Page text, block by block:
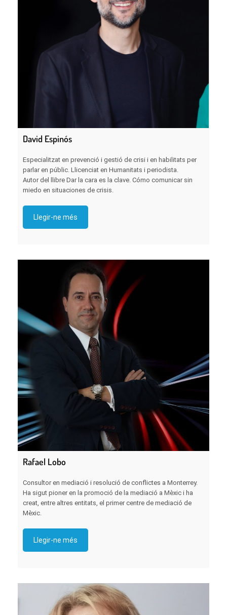
David Espinós
Especialitzat en prevenció i gestió de crisi i en habilitats per
parlar en públic. Llicenciat en Humanitats i periodista.
Autor del llibre Dar la cara es la clave. Cómo comunicar sin
miedo en situaciones de crisis.
Llegir-ne més
Rafael Lobo
Consultor en mediació i resolució de conflictes a Monterrey.
Ha sigut pioner en la promoció de la mediació a Mèxic i ha
creat, entre altres entitats, el primer centre de mediació de
Mèxic.
Llegir-ne més